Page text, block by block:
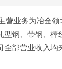
营业务为冶金
钢、带钢、
部营业收入